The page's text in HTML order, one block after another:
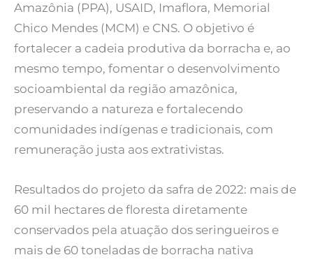
Amazônia (PPA), USAID, Imaflora, Memorial
Chico Mendes (MCM) e CNS. O objetivo é
fortalecer a cadeia produtiva da borracha e, ao
mesmo tempo, fomentar o desenvolvimento
socioambiental da região amazônica,
preservando a natureza e fortalecendo
comunidades indígenas e tradicionais, com
remuneração justa aos extrativistas.
Resultados do projeto da safra de 2022: mais de
60 mil hectares de floresta diretamente
conservados pela atuação dos seringueiros e
mais de 60 toneladas de borracha nativa